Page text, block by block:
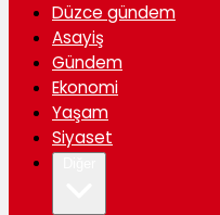
Düzce gündem
Asayiş
Gündem
Ekonomi
Yaşam
Siyaset